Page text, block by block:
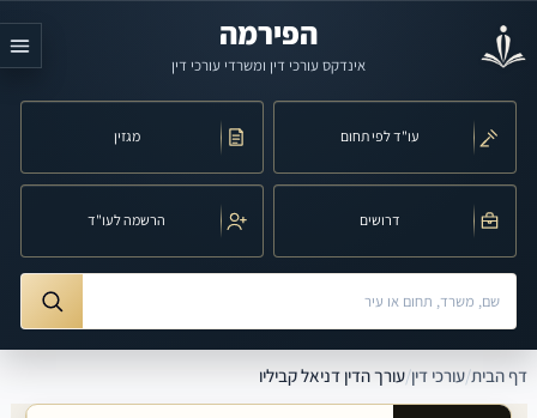
הפירמה
אינדקס עורכי דין ומשרדי עורכי דין
עו"ד לפי תחום מגזין
דרושים הרשמה לעו"ד
חיפוש לפי שם, משרד, תחום משפט או עיר
דף הבית/עורכי דין/עורך הדין דניאל קביליו